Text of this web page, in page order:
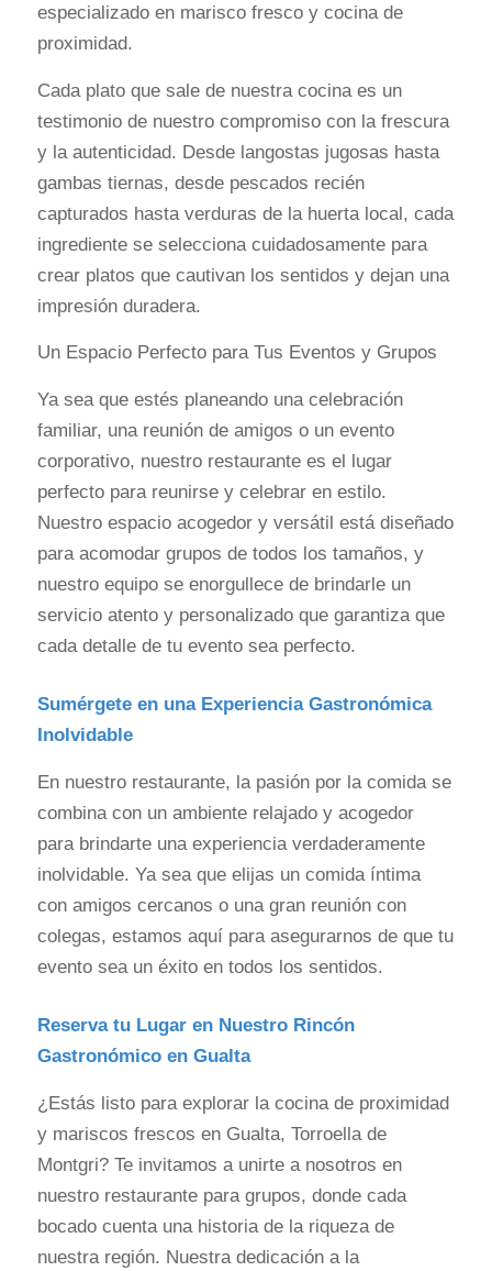
especializado en marisco fresco y cocina de
proximidad.
Cada plato que sale de nuestra cocina es un
testimonio de nuestro compromiso con la frescura
y la autenticidad. Desde langostas jugosas hasta
gambas tiernas, desde pescados recién
capturados hasta verduras de la huerta local, cada
ingrediente se selecciona cuidadosamente para
crear platos que cautivan los sentidos y dejan una
impresión duradera.
Un Espacio Perfecto para Tus Eventos y Grupos
Ya sea que estés planeando una celebración
familiar, una reunión de amigos o un evento
corporativo, nuestro restaurante es el lugar
perfecto para reunirse y celebrar en estilo.
Nuestro espacio acogedor y versátil está diseñado
para acomodar grupos de todos los tamaños, y
nuestro equipo se enorgullece de brindarle un
servicio atento y personalizado que garantiza que
cada detalle de tu evento sea perfecto.
Sumérgete en una Experiencia Gastronómica
Inolvidable
En nuestro restaurante, la pasión por la comida se
combina con un ambiente relajado y acogedor
para brindarte una experiencia verdaderamente
inolvidable. Ya sea que elijas un comida íntima
con amigos cercanos o una gran reunión con
colegas, estamos aquí para asegurarnos de que tu
evento sea un éxito en todos los sentidos.
Reserva tu Lugar en Nuestro Rincón
Gastronómico en Gualta
¿Estás listo para explorar la cocina de proximidad
y mariscos frescos en Gualta, Torroella de
Montgri? Te invitamos a unirte a nosotros en
nuestro restaurante para grupos, donde cada
bocado cuenta una historia de la riqueza de
nuestra región. Nuestra dedicación a la